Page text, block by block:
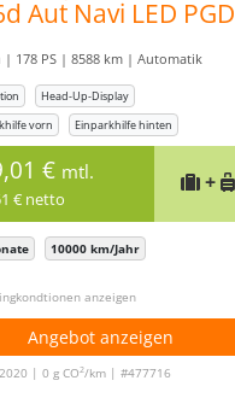
Aut Navi LED PGD
| 178 PS | 8588 km | Automatik
Head-Up-Display
vorn
Einparkhilfe hinten
€ mtl.
€ netto
+
10000 km/Jahr
ein-/ausblenden
Angebot anzeigen
| 0 g CO2/km | #477716